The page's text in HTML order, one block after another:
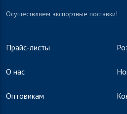
Осуществляем экспортные поставки!
Прайс-листы
О нас
Оптовикам